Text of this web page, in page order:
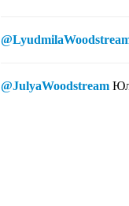
@JulyaWoodstream